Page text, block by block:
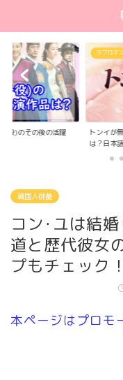
きる動画配信サイト
サスペン
スケッチ
が無料視
韓国人俳優
コン･ユは結
道と歴代彼女
プもチェック！
本ページはプロモ